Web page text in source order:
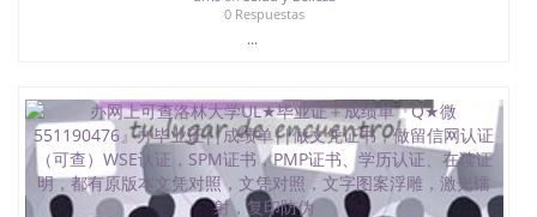
流程农业科学院、艺术与建筑学院、商学院、交流学
前十名，工学院排名在前十五名，且继续攀升中。纽
约大学为学生们提供本科、硕士及博士学位。学校的
专业课程包括：会计学、MBA、财务、教育、建筑工
程、经济、医学、护理、文学、音乐、生物学、统计
学、美术、电子工程、天文学、农业、环境污染控
0 Respuestas
...